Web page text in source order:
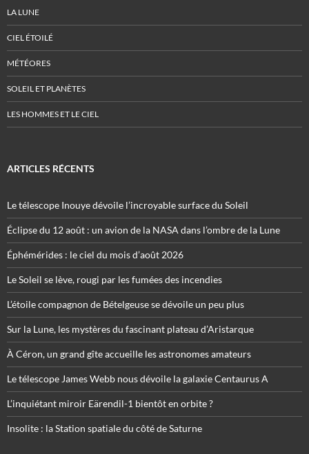
LA LUNE
CIEL ÉTOILÉ
MÉTÉORES
SOLEIL ET PLANÈTES
LES HOMMES ET LE CIEL
ARTICLES RÉCENTS
Le télescope Inouye dévoile l’incroyable surface du Soleil
Éclipse du 12 août : un avion de la NASA dans l’ombre de la Lune
Éphémérides : le ciel du mois d’août 2026
Le Soleil se lève, rougi par les fumées des incendies
L’étoile compagnon de Bételgeuse se dévoile un peu plus
Sur la Lune, les mystères du fascinant plateau d’Aristarque
À Céron, un grand gîte accueille les astronomes amateurs
Le télescope James Webb nous dévoile la galaxie Centaurus A
L’inquiétant miroir Eärendil-1 bientôt en orbite ?
Insolite : la Station spatiale du côté de Saturne